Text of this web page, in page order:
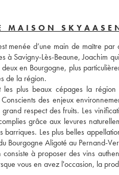
MAISON
menée d’une main de maître
à Savigny-Lès-Beaune, Joachim
deux en Bourgogne, plus
de la région.
les plus beaux cépages la
des enjeux
respect des fruits. Les
grâce aux levures
barriques. Les plus belles
Bourgogne Aligoté au Pernand-
consiste à proposer des vins
vous en avez l'occasion, la